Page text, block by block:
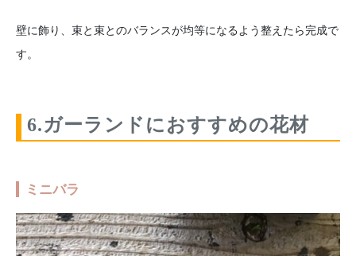
壁に飾り、束と束とのバランスが均等になるよう整えたら完成で
す。
6.ガーランドにおすすめの花材
ミニバラ